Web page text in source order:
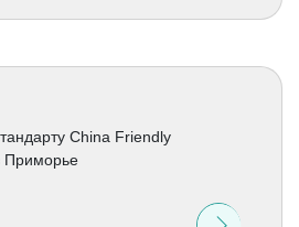
China Friendly
Приморье